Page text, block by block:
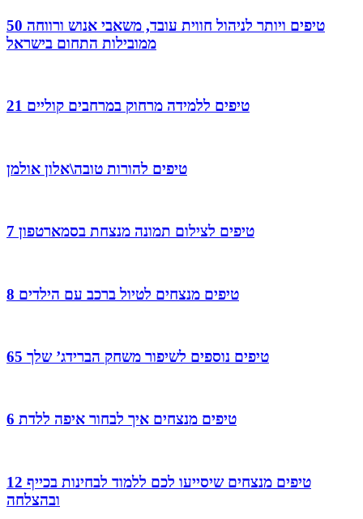
50 טיפים ויותר לניהול חווית עובד, משאבי אנוש ורווחה
ממובילות התחום בישראל
21 טיפים ללמידה מרחוק במרחבים קוליים
טיפים להורות טובה\אלון אולמן
7 טיפים לצילום תמונה מנצחת בסמארטפון
8 טיפים מנצחים לטיול ברכב עם הילדים
65 טיפים נוספים לשיפור משחק הברידג’ שלך
6 טיפים מנצחים איך לבחור איפה ללדת
12 טיפים מנצחים שיסייעו לכם ללמוד לבחינות בכייף
ובהצלחה